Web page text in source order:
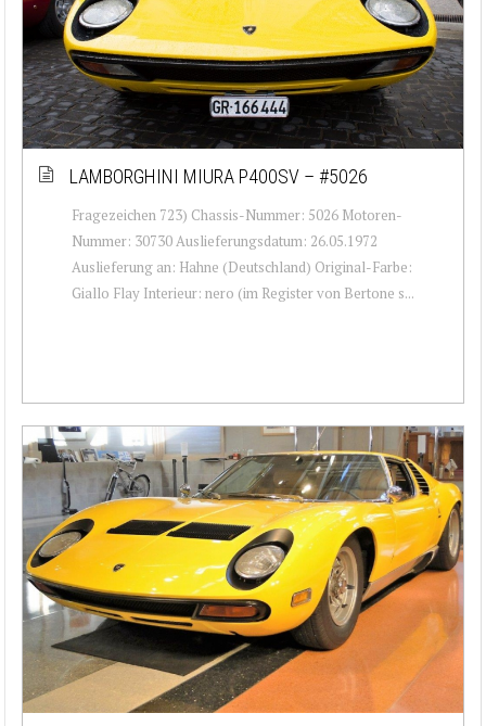
LAMBORGHINI MIURA P400SV – #5026
Fragezeichen 723) Chassis-Nummer: 5026 Motoren-
Nummer: 30730 Auslieferungsdatum: 26.05.1972
Auslieferung an: Hahne (Deutschland) Original-Farbe:
Giallo Flay Interieur: nero (im Register von Bertone s...